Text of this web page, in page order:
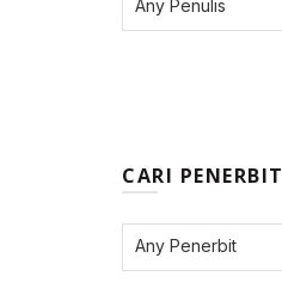
CARI PENERBIT